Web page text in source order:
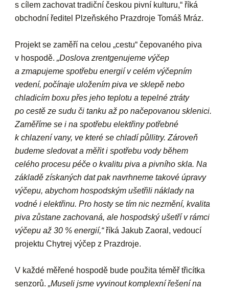
s cílem zachovat tradiční českou pivní kulturu,“ říká
obchodní ředitel Plzeňského Prazdroje Tomáš Mráz.
Projekt se zaměří na celou „cestu“ čepovaného piva
v hospodě.„Doslova zrentgenujeme výčep
a zmapujeme spotřebu energií v celém výčepním
vedení, počínaje uložením piva ve sklepě nebo
chladicím boxu přes jeho teplotu a tepelné ztráty
po cestě ze sudu či tanku až po načepovanou sklenici.
Zaměříme se i na spotřebu elektřiny potřebné
k chlazení vany, ve které se chladí půllitry. Zároveň
budeme sledovat a měřit i spotřebu vody během
celého procesu péče o kvalitu piva a pivního skla. Na
základě získaných dat pak navrhneme takové úpravy
výčepu, abychom hospodským ušetřili náklady na
vodné i elektřinu. Pro hosty se tím nic nezmění, kvalita
piva zůstane zachovaná, ale hospodský ušetří v rámci
výčepu až 30 % energií,“říká Jakub Zaoral, vedoucí
projektu Chytrej výčep z Prazdroje.
V každé měřené hospodě bude použita téměř třicítka
senzorů.„Museli jsme vyvinout komplexní řešení na